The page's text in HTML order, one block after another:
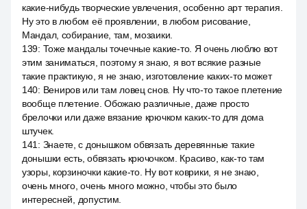
какие-нибудь творческие увлечения, особенно арт терапия.
Ну это в любом её проявлении, в любом рисование,
Мандал, собирание, там, мозаики.
139: Тоже мандалы точечные какие-то. Я очень люблю вот
этим заниматься, поэтому я знаю, я вот всякие разные
такие практикую, я не знаю, изготовление каких-то может
140: Вениров или там ловец снов. Ну что-то такое плетение
вообще плетение. Обожаю различные, даже просто
брелочки или даже вязание крючком каких-то для дома
штучек.
141 : Знаете, с донышком обвязать деревянные такие
донышки есть, обвязать крючочком. Красиво, как-то там
узоры, корзиночки какие-то. Ну вот коврики, я не знаю,
очень много, очень много можно, чтобы это было
интересней, допустим.